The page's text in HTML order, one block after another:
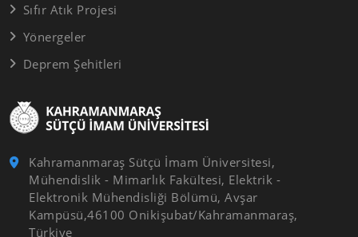
Kahramanmaraş Sütçü İmam Üniversitesi,
Mühendislik - Mimarlık Fakültesi, Elektrik -
Elektronik Mühendisliği Bölümü, Avşar
Kampüsü,46100 Onikişubat/Kahramanmaraş,
Türkiye
Sıfır Atık Projesi
Yönergeler
Deprem Şehitleri